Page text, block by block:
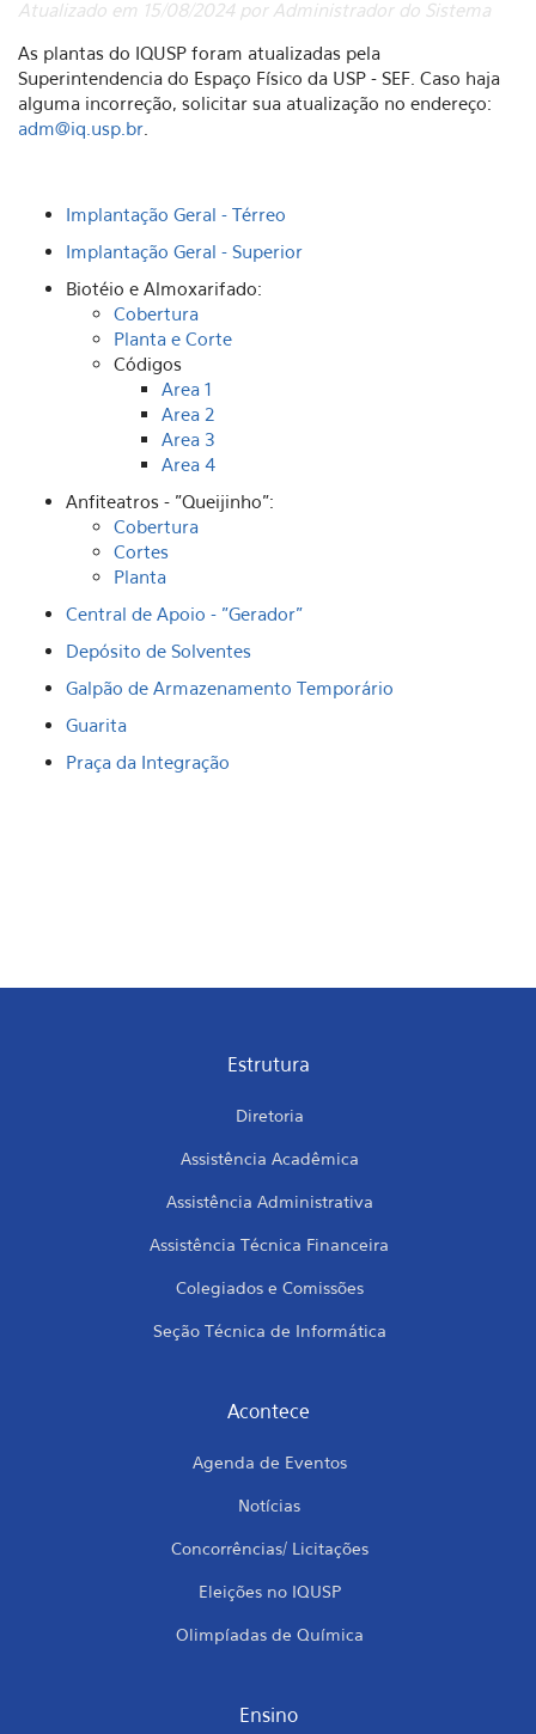
Atualizado em 15/08/2024 por Administrador do Sistema
As plantas do IQUSP foram atualizadas pela
Superintendencia do Espaço Físico da USP - SEF. Caso haja
alguma incorreção, solicitar sua atualização no endereço:
adm@iq.usp.br
Implantação Geral - Térreo
Implantação Geral - Superior
Biotéio e Almoxarifado:
Cobertura
Planta e Corte
Códigos
Area 1
Area 2
Area 3
Area 4
Anfiteatros - "Queijinho":
Cobertura
Cortes
Planta
Central de Apoio - "Gerador"
Depósito de Solventes
Galpão de Armazenamento Temporário
Guarita
Praça da Integração
Estrutura
Diretoria
Assistência Acadêmica
Assistência Administrativa
Assistência Técnica Financeira
Colegiados e Comissões
Seção Técnica de Informática
Acontece
Agenda de Eventos
Notícias
Concorrências/ Licitações
Eleições no IQUSP
Olimpíadas de Química
Ensino